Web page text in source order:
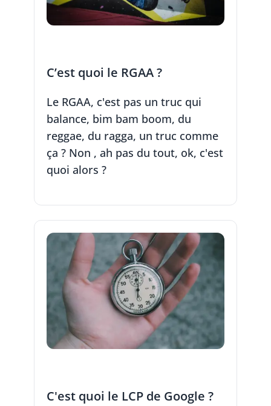
C’est quoi le RGAA ?
Le RGAA, c'est pas un truc qui
balance, bim bam boom, du
reggae, du ragga, un truc comme
ça ? Non , ah pas du tout, ok, c'est
quoi alors ?
C'est quoi le LCP de Google ?